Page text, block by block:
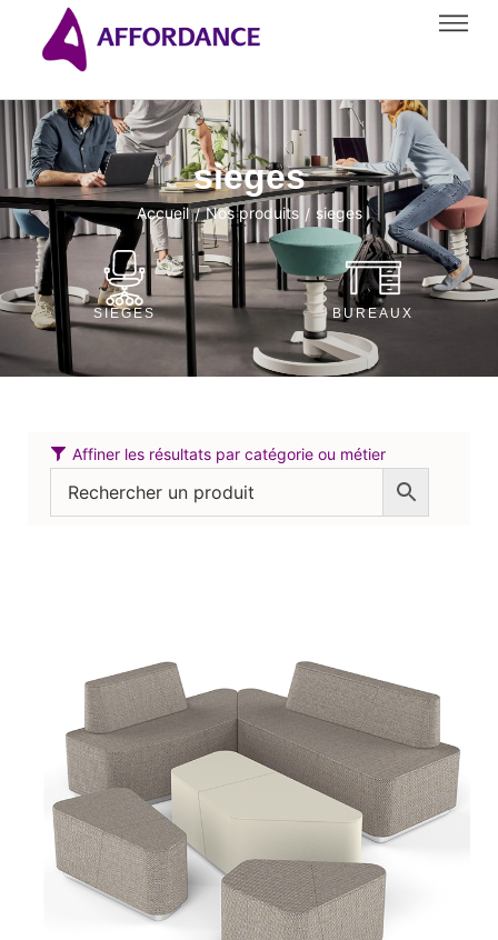
sieges
Accueil / Nos produits / sieges
SIÈGES BUREAUX
Affiner les résultats par catégorie ou métier